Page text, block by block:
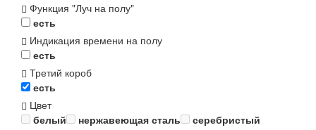
Функция "Луч на полу"
есть
Индикация времени на полу
есть
Третий короб
есть
Цвет
белый
нержавеющая сталь
серебристый